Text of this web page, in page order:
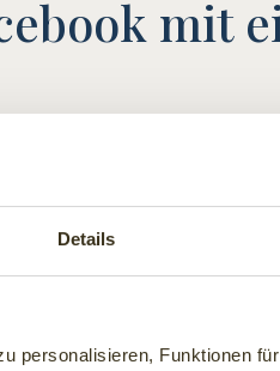
Details
personalisieren, Funktionen
mit
informieren wir Sie
Suchanfrage zu Ihrem
ein, Ihr schönstes Wellness-
Sie neue Energie für den
Ihnen den Kick gibt? Der